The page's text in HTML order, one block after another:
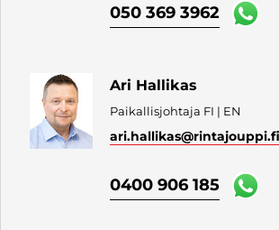
050 369 3962
Ari Hallikas
Paikallisjohtaja FI | EN
ari.hallikas@rintajouppi.fi
0400 906 185